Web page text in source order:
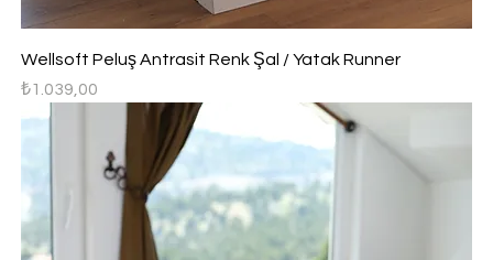
Wellsoft Peluş Antrasit Renk Şal / Yatak Runner
Fiyat
₺1.039,00